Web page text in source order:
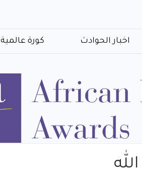
اخبار الحوادث كورة عالمية